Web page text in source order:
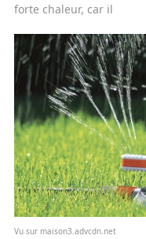
forte chaleur, car il
Vu sur maison3.advcdn.net